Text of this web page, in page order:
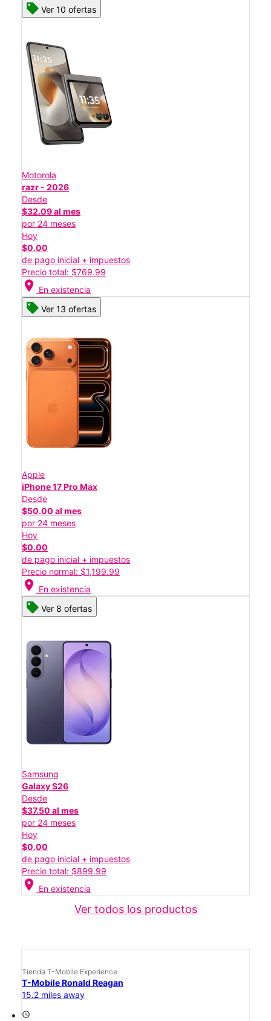
Ver 10 ofertas
Motorola
razr - 2026
Desde
$32.09 al mes
por 24 meses
Hoy
$0.00
de pago inicial + impuestos
Precio total: $769.99
location_on En existencia
Ver 13 ofertas
Apple
iPhone 17 Pro Max
Desde
$50.00 al mes
por 24 meses
Hoy
$0.00
de pago inicial + impuestos
Precio normal: $1,199.99
location_on En existencia
Ver 8 ofertas
Samsung
Galaxy S26
Desde
$37.50 al mes
por 24 meses
Hoy
$0.00
de pago inicial + impuestos
Precio total: $899.99
location_on En existencia
Ver todos los productos
Tienda T-Mobile Experience
T-Mobile Ronald Reagan
15.2 miles away
access_time